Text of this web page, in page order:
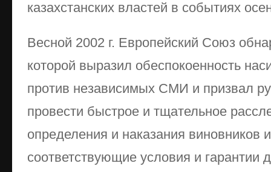
казахстанских властей в событиях
Весной 2002 г. Европейский Союз
которой выразил обеспокоенность
против независимых СМИ и призвал
провести быстрое и тщательное
определения и наказания виновников
соответствующие условия и гарантии